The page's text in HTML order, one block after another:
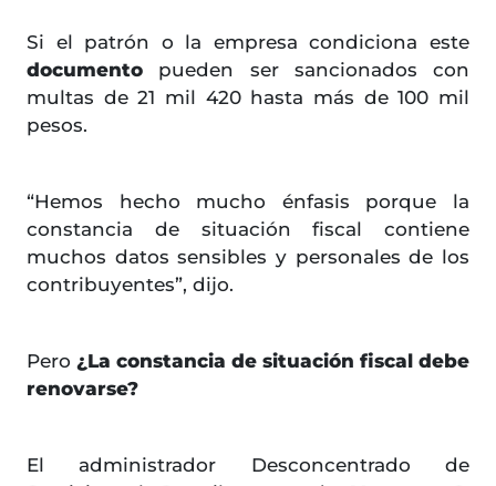
Si el patrón o la empresa condiciona este
documento pueden ser sancionados con
multas de 21 mil 420 hasta más de 100 mil
pesos.
“Hemos hecho mucho énfasis porque la
constancia de situación fiscal contiene
muchos datos sensibles y personales de los
contribuyentes”, dijo.
Pero ¿La constancia de situación fiscal debe
renovarse?
El administrador Desconcentrado de